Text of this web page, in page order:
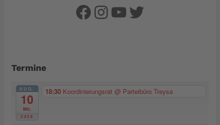
Facebook
Instagram
YouTube
Twitter
Termine
AUG.
10
Mo.
2026
18:30 Koordinierungsrat @ Parteibüro Treysa